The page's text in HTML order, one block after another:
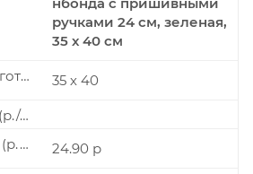
ручками 24 см, зеленая,
35 х 40 см
35 х 40
Наименование логотипа
Цена от 10000 шт. (р./шт.)
24.90 р
Цена от 20000 шт. (р./шт.)